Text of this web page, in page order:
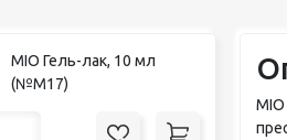
MIO Гель-лак, 10 мл
(№М17)